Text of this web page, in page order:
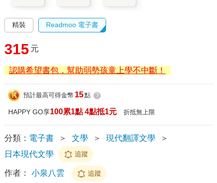
精裝 Readmoo 電子書
315 元
認購希望書包，幫助弱勢孩童上學不中斷！
預計最高可得金幣 15點 ?
HAPPY GO享100累1點 4點抵1元 折抵無上限
分類： 電子書 ＞ 文學 ＞ 現代翻譯文學
＞
日本現代文學
追蹤
作者： 小泉八雲 追蹤